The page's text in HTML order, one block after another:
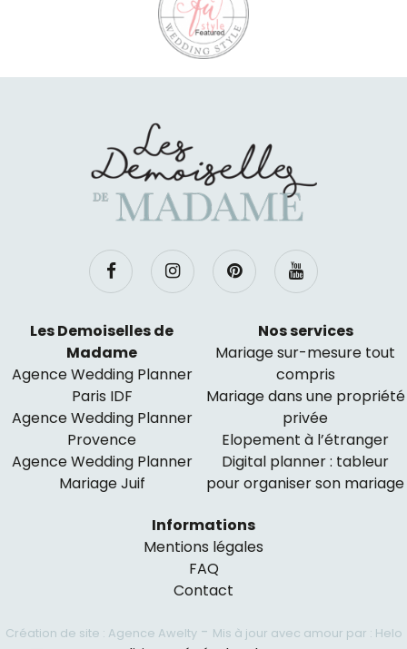
Les Demoiselles de
Madame
Agence Wedding Planner
Paris IDF
Agence Wedding Planner
Provence
Agence Wedding Planner
Mariage Juif
Nos services
Mariage sur-mesure tout
compris
Mariage dans une propriété
privée
Elopement à l’étranger
Digital planner : tableur
pour organiser son mariage
Informations
Mentions légales
FAQ
Contact
Création de site : Agence Awelty- Mis à jour avec amour par : Helo